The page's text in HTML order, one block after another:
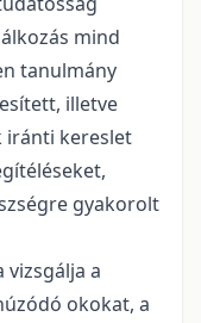
mind
tanulmány
illetve
iránti kereslet
gyakorolt
a
okokat, a